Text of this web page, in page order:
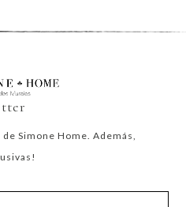
Simone Home. Además,